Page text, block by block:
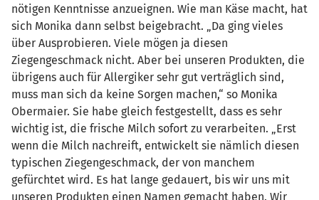
nötigen Kenntnisse anzueignen. Wie man Käse macht, hat
sich Monika dann selbst beigebracht. „Da ging vieles
über Ausprobieren. Viele mögen ja diesen
Ziegengeschmack nicht. Aber bei unseren Produkten, die
übrigens auch für Allergiker sehr gut verträglich sind,
muss man sich da keine Sorgen machen,“ so Monika
Obermaier. Sie habe gleich festgestellt, dass es sehr
wichtig ist, die frische Milch sofort zu verarbeiten. „Erst
wenn die Milch nachreift, entwickelt sie nämlich diesen
typischen Ziegengeschmack, der von manchem
gefürchtet wird. Es hat lange gedauert, bis wir uns mit
unseren Produkten einen Namen gemacht haben. Wir